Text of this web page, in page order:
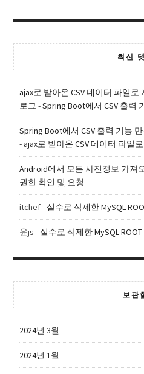
최신
ajax로 받아온 CSV 데이터 파일로
로그 -Spring Boot에서 CSV 출력
Spring Boot에서 CSV 출력 기능
-ajax로 받아온 CSV 데이터 파일
Android에서 모든 사진정보 가져
권한 확인 및 요청
itchef- 실수로 삭제한 MySQL
윤js - 실수로 삭제한 MySQL
보관
2024년 3월
2024년 1월